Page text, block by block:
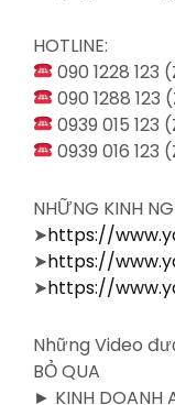
HOTLINE:
090 1228 123
090 1288 123
0939 015 123
0939 016 123
NHỮNG KINH
➤https://
➤https://
➤https://
Những Video
BỎ QUA
► KINH DOANH